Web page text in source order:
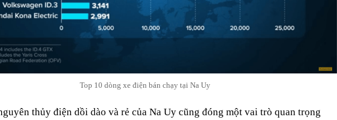
Top 10 dòng xe điện bán chạy tại Na Uy
thủy điện dồi dào và rẻ của Na Uy cũng đóng một vai trò quan trọng